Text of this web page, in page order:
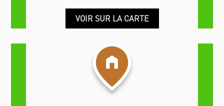
VOIR SUR LA CARTE